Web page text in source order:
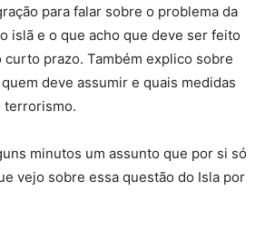
para falar sobre o problema da
islã e o que acho que deve ser feito
prazo. Também explico sobre
deve assumir e quais medidas
terrorismo.
minutos um assunto que por si só
vejo sobre essa questão do Isla por